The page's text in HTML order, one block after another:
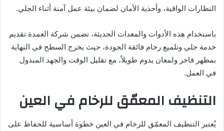
النظارات الواقية، وأحذية الأمان لضمان بيئة عمل آمنة أثناء الجلي.
باستخدام هذه الأدوات والمعدات الحديثة، تضمن شركة العمدة تقديم
خدمة جلي وتلميع رخام فائقة الجودة، حيث يخرج السطح في النهاية
بمظهر فاخر ولمعان يدوم طويلاً، مع تقليل الوقت والجهد المبذول
في العمل.
التنظيف المعمّق للرخام في العين
يُعتبر التنظيف المعمّق للرخام في العين خطوة أساسية للحفاظ على